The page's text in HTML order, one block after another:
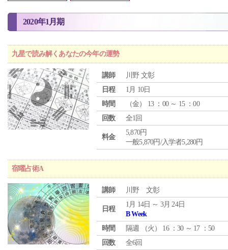
2020年1月期
九星で読み解くあなたの今年の運勢
講師
川野 文彰
日程
1月 10日
時間
（金） 13 ：00 ～ 15 ：00
回数
全1回
料金
5,870円
一般5,870円/入学者5,280円
宿曜占術A
講師 川野 文彰
日程
1月 14日 ～ 3月 24日
B Week
時間
隔週 （火 ） 16 ：30 ～ 17 ：50
回数
全6回